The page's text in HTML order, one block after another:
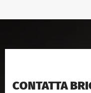
CONTATTA